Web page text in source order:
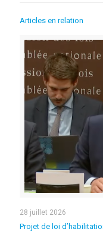
Articles en relation
28 juillet 2026
Projet de loi